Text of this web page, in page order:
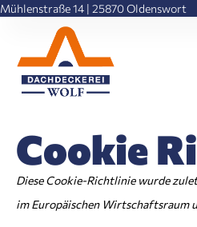
Mühlenstraße 14 | 25870 Oldenswort
Cookie
Diese Cookie-Richtlinie wurde
im Europäischen Wirtschaftsraum